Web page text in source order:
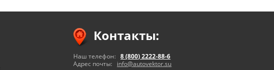
Контакты:
Наш телефон:8 (800) 2222-88-6
Адрес почты: info@autovektor.su